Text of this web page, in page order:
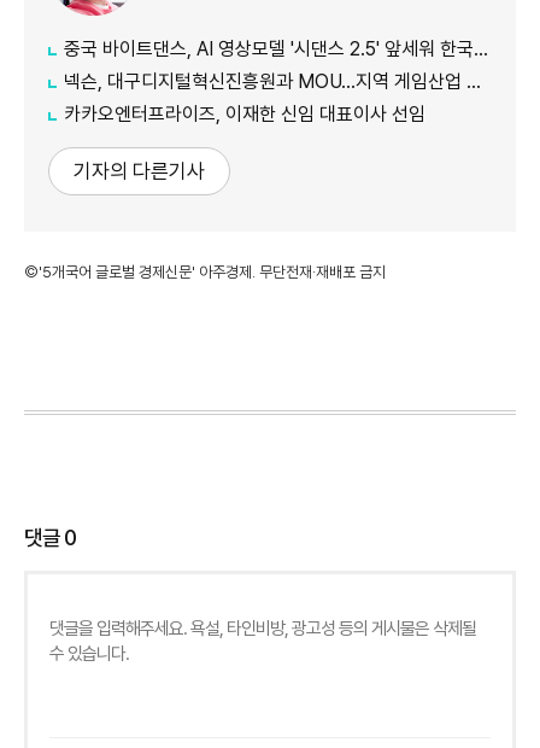
중국 바이트댄스, AI 영상모델 '시댄스 2.5' 앞세워 한국 공략 본격화
넥슨, 대구디지털혁신진흥원과 MOU…지역 게임산업 육성 나선다
카카오엔터프라이즈, 이재한 신임 대표이사 선임
기자의 다른기사
©'5개국어 글로벌 경제신문' 아주경제. 무단전재·재배포 금지
댓글0